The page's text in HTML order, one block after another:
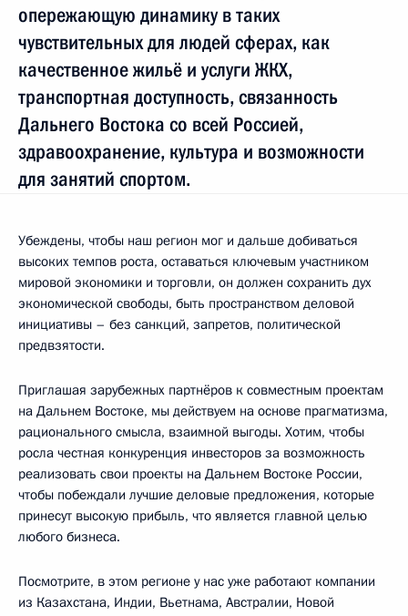
опережающую динамику в таких
чувствительных для людей сферах, как
качественное жильё и услуги ЖКХ,
транспортная доступность, связанность
Дальнего Востока со всей Россией,
здравоохранение, культура и возможности
для занятий спортом.
Убеждены, чтобы наш регион мог и дальше добиваться
высоких темпов роста, оставаться ключевым участником
мировой экономики и торговли, он должен сохранить дух
экономической свободы, быть пространством деловой
инициативы – без санкций, запретов, политической
предвзятости.
Приглашая зарубежных партнёров к совместным проектам
на Дальнем Востоке, мы действуем на основе прагматизма,
рационального смысла, взаимной выгоды. Хотим, чтобы
росла честная конкуренция инвесторов за возможность
реализовать свои проекты на Дальнем Востоке России,
чтобы побеждали лучшие деловые предложения, которые
принесут высокую прибыль, что является главной целью
любого бизнеса.
Посмотрите, в этом регионе у нас уже работают компании
из Казахстана, Индии, Вьетнама, Австралии, Новой